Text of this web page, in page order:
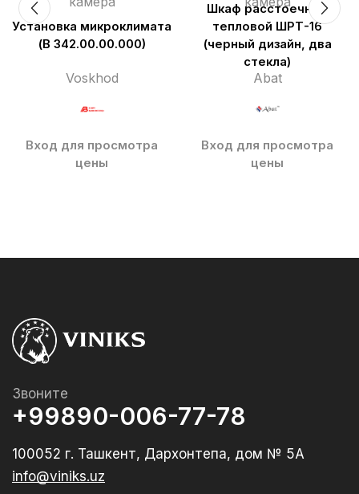
Установка микроклимата
(В 342.00.00.000)
Voskhod
Вход для просмотра
цены
Шкаф расстоечный
тепловой ШРТ-16
(черный дизайн, два
стекла)
Abat
Вход для просмотра
цены
Звоните
+99890-006-77-78
100052 г. Ташкент, Дархонтепа, дом № 5А
info@viniks.uz